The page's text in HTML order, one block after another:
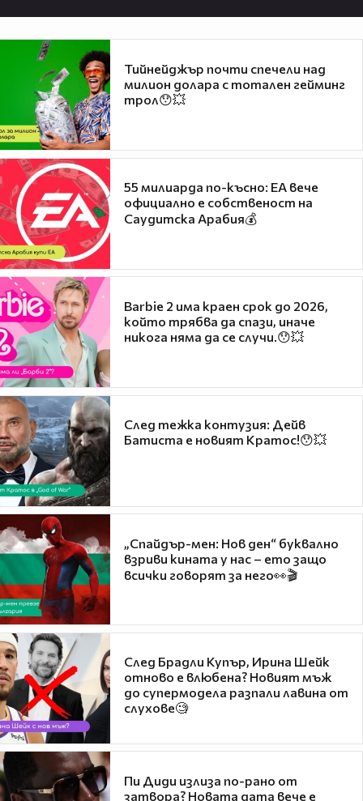
Тийнейджър почти спечели над
милион долара с тотален гейминг
трол😯💥
55 милиарда по-късно: EA вече
официално е собственост на
Саудитска Арабия💰
Barbie 2 има краен срок до 2026,
който трябва да спази, иначе
никога няма да се случи.😯💥
След тежка контузия: Дейв
Батиста е новият Кратос!😯💥
„Спайдър-мен: Нов ден“ буквално
взриви кината у нас – ето защо
всички говорят за него👀🎬
След Брадли Купър, Ирина Шейк
отново е влюбена? Новият мъж
до супермодела разпали лавина от
слухове🧐
Пи Диди излиза по-рано от
затвора? Новата дата вече е